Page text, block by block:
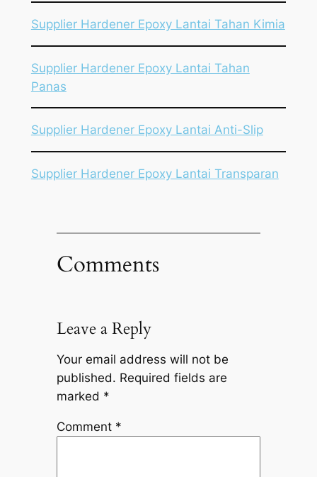
Supplier Hardener Epoxy Lantai Tahan Kimia
Supplier Hardener Epoxy Lantai Tahan
Panas
Supplier Hardener Epoxy Lantai Anti-Slip
Supplier Hardener Epoxy Lantai Transparan
Comments
Leave a Reply
Your email address will not be
published. Required fields are
marked *
Comment *